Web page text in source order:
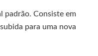
padrão. Consiste em
para uma nova